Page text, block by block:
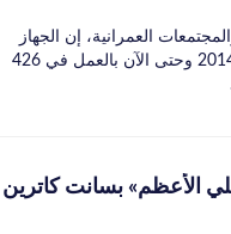
العمرانية، إن الجهاز
المركزي للتعمير بالوزارة، قام خلال الفترة من عام 2014 وحتى الآن بالعمل في 426
الأعظم» بسانت كاترين